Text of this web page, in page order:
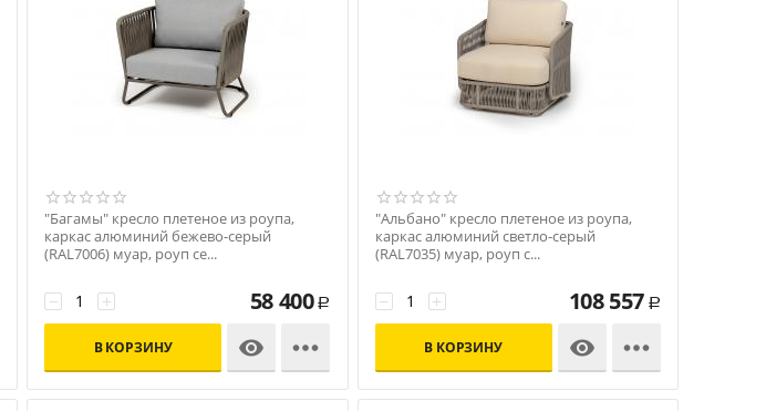
"Багамы" кресло плетеное из роупа,
каркас алюминий бежево-серый
(RAL7006) муар, роуп се...
+
− 58 400 Р
В КОРЗИНУ 

"Альбано" кресло плетеное из роупа,
каркас алюминий светло-серый
(RAL7035) муар, роуп с...
+
− 108 557 Р
В КОРЗИНУ 
